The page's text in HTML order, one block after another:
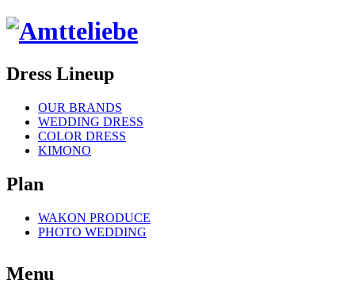
Dress Lineup
OUR BRANDS
WEDDING DRESS
COLOR DRESS
KIMONO
Plan
WAKON PRODUCE
PHOTO WEDDING
Menu